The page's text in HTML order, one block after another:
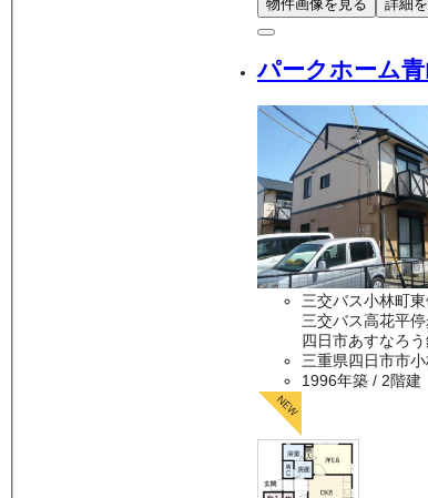
物件画像を見る 詳細
パークホーム
三交バス小林町
三交バス高花平
四日市あすなろ
三重県四日市市
1996年築 / 2階建